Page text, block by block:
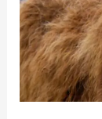
en
wandelroutes
op
een
rij